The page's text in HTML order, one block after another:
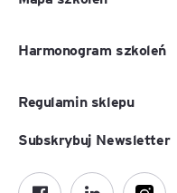
Harmonogram szkoleń
Regulamin sklepu
Subskrybuj Newsletter